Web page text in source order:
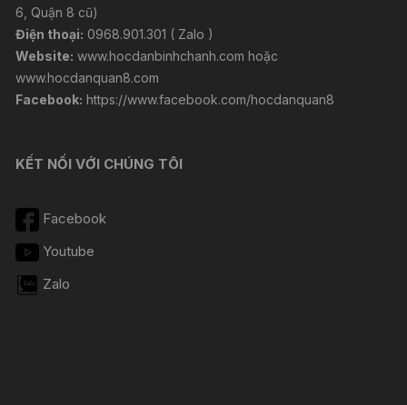
6, Quận 8 cũ)
Điện thoại: 0968.901.301 ( Zalo )
Website: www.hocdanbinhchanh.com hoặc
www.hocdanquan8.com
Facebook: https://www.facebook.com/hocdanquan8
KẾT NỐI VỚI CHÚNG TÔI
Facebook
Youtube
Zalo